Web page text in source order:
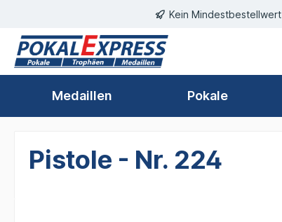
Zur Hauptnavigation springenKein Mindestbestellwert
Medaillen Pokale
Pistole - Nr. 224